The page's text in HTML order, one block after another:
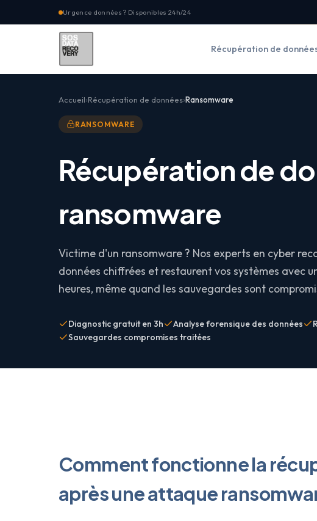
Urgence données ? Disponibles 24h/24
Récupération de
Accueil Récupération de données Ransomware
RANSOMWARE
Récupération de
ransomware
Victime d'un ransomware ? Nos experts en cyber
données chiffrées et restaurent vos systèmes avec
heures, même quand les sauvegardes sont
Diagnostic gratuit en 3h Analyse forensique des données
Sauvegardes compromises traitées
Comment fonctionne la
après une attaque